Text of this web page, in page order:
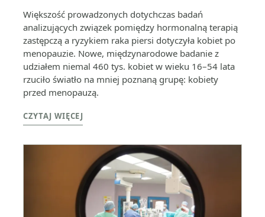
Większość prowadzonych dotychczas badań
analizujących związek pomiędzy hormonalną terapią
zastępczą a ryzykiem raka piersi dotyczyła kobiet po
menopauzie. Nowe, międzynarodowe badanie z
udziałem niemal 460 tys. kobiet w wieku 16–54 lata
rzuciło światło na mniej poznaną grupę: kobiety
przed menopauzą.
CZYTAJ WIĘCEJ